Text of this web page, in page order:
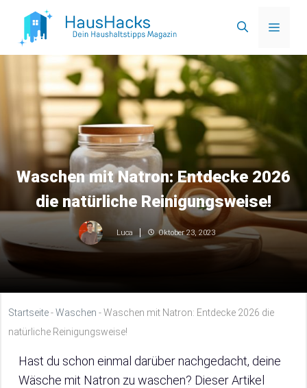
springen
Menü
Waschen mit Natron: Entdecke 2026
die natürliche Reinigungsweise!
Luca Oktober 23, 2023
Startseite-Waschen -Waschen mit Natron: Entdecke 2026 die
natürliche Reinigungsweise!
Hast du schon einmal darüber nachgedacht, deine
Wäsche mit Natron zu waschen? Dieser Artikel